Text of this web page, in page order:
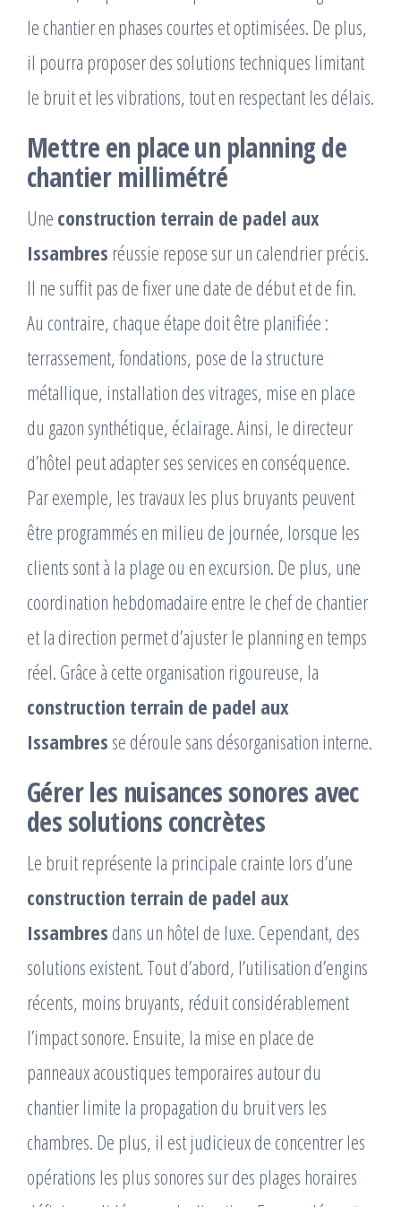
le chantier en phases courtes et optimisées. De plus,
il pourra proposer des solutions techniques limitant
le bruit et les vibrations, tout en respectant les délais.
Mettre en place un planning de
chantier millimétré
Une construction terrain de padel aux
Issambres réussie repose sur un calendrier précis.
Il ne suffit pas de fixer une date de début et de fin.
Au contraire, chaque étape doit être planifiée :
terrassement, fondations, pose de la structure
métallique, installation des vitrages, mise en place
du gazon synthétique, éclairage. Ainsi, le directeur
d’hôtel peut adapter ses services en conséquence.
Par exemple, les travaux les plus bruyants peuvent
être programmés en milieu de journée, lorsque les
clients sont à la plage ou en excursion. De plus, une
coordination hebdomadaire entre le chef de chantier
et la direction permet d’ajuster le planning en temps
réel. Grâce à cette organisation rigoureuse, la
construction terrain de padel aux
Issambres se déroule sans désorganisation interne.
Gérer les nuisances sonores avec
des solutions concrètes
Le bruit représente la principale crainte lors d’une
construction terrain de padel aux
Issambres dans un hôtel de luxe. Cependant, des
solutions existent. Tout d’abord, l’utilisation d’engins
récents, moins bruyants, réduit considérablement
l’impact sonore. Ensuite, la mise en place de
panneaux acoustiques temporaires autour du
chantier limite la propagation du bruit vers les
chambres. De plus, il est judicieux de concentrer les
opérations les plus sonores sur des plages horaires